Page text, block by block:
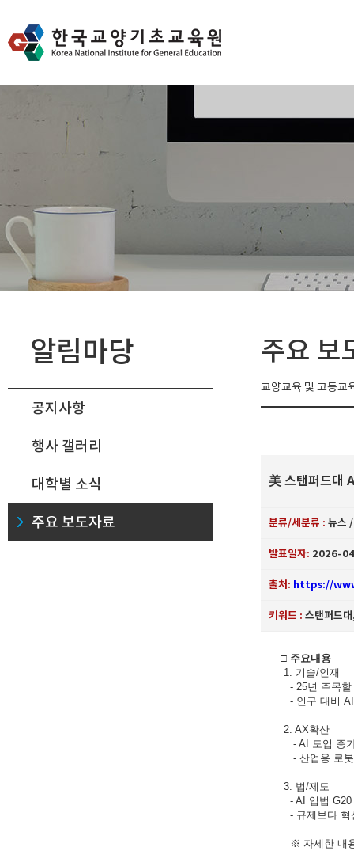
알림마당
공지사항
행사 갤러리
대학별 소식
주요 보도자료
주요 보
교양교육 및 고등교
美 스탠퍼드대
분류/세분류 : 뉴스
발표일자: 2026-
출처: https://
키워드 : 스탠퍼드
□ 주요내용
1. 기술/인재
- 25년 주목할
- 인구 대비
2. AX확산
- AI 도입 증
- 산업용 로봇
3. 법/제도
- AI 입법 G20
- 규제보다
※ 자세한 내